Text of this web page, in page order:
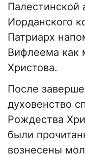
Палестинской
Иорданского
Патриарх
Вифлеема как
Христова.
После
духовенство
Рождества
были
вознесены